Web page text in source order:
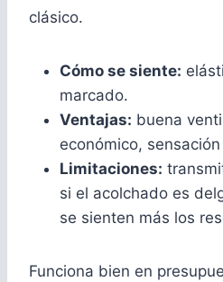
clásico.
Cómo se siente:
marcado.
Ventajas: buena
económico, sensación
Limitaciones:
si el acolchado es
se sienten más los
Funciona bien en